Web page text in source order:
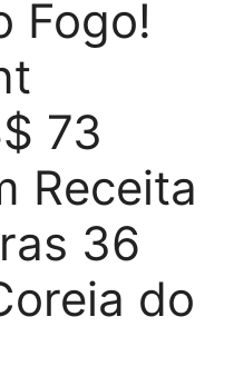
Fogo!
73
Receita
36
do